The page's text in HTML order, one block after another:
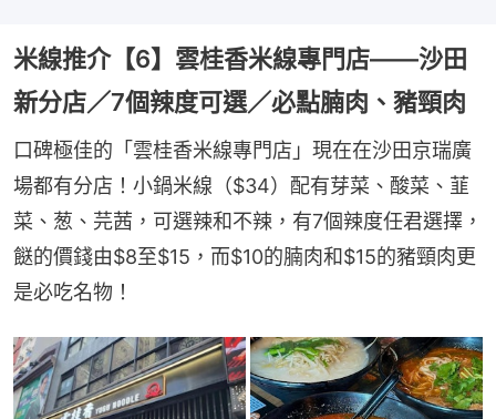
米線推介【6】雲桂香米線專門店——沙田
新分店／7個辣度可選／必點腩肉、豬頸肉
口碑極佳的「雲桂香米線專門店」現在在沙田京瑞廣
場都有分店！小鍋米線（$34）配有芽菜、酸菜、韮
菜、葱、芫茜，可選辣和不辣，有7個辣度任君選擇，
餸的價錢由$8至$15，而$10的腩肉和$15的豬頸肉更
是必吃名物！